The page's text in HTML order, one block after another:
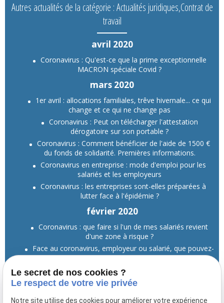
Autres actualités de la catégorie : Actualités juridiques,Contrat de
travail
avril 2020
Coronavirus : Qu'est-ce que la prime exceptionnelle
MACRON spéciale Covid ?
mars 2020
1er avril : allocations familiales, trêve hivernale... ce qui
change et ce qui ne change pas
Coronavirus : Peut on télécharger l'attestation
dérogatoire sur son portable ?
Coronavirus : Comment bénéficier de l'aide de 1500 €
du fonds de solidarité. Premières informations.
Coronavirus en entreprise : mode d'emploi pour les
salariés et les employeurs
Coronavirus : les entreprises sont-elles préparées à
lutter face à l'épidémie ?
février 2020
Coronavirus : que faire si l'un de mes salariés revient
d'une zone à risque ?
Face au coronavirus, employeur ou salarié, que pouvez-
vous faire ?
Voir toutes les actualités
Le secret de nos cookies ?
Le respect de votre vie privée
Notre site utilise des cookies pour améliorer votre expérience